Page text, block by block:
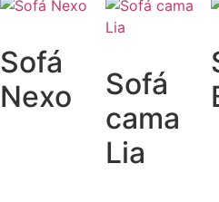
Sofá
Nexo
Sofá
cama
Lia